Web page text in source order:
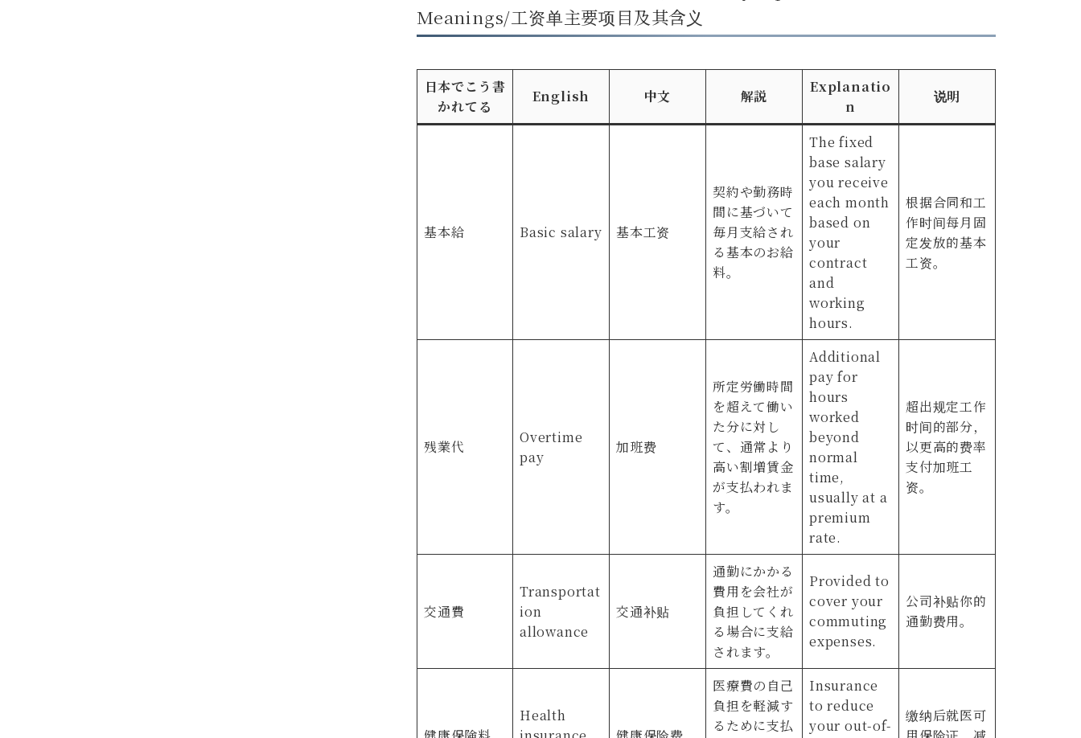
Meanings/工资单主要项目及其含义
日本でこう書
かれてる
English 中文 解説
Explanatio
n
说明
基本給 Basic salary 基本工资
契約や勤務時
間に基づいて
毎月支給され
る基本のお給
料。
The fixed
base salary
you receive
each month
based on
your
contract
and
working
hours.
根据合同和工
作时间每月固
定发放的基本
工资。
残業代
Overtime
pay
加班费
所定労働時間
を超えて働い
た分に対し
て、通常より
高い割増賃金
が支払われま
す。
Additional
pay for
hours
worked
beyond
normal
time,
usually at a
premium
rate.
超出规定工作
时间的部分，
以更高的费率
支付加班工
资。
交通費
Transportat
ion
allowance
交通补贴
通勤にかかる
費用を会社が
負担してくれ
る場合に支給
されます。
Provided to
cover your
commuting
expenses.
公司补贴你的
通勤费用。
Health
医療費の自己
負担を軽減す
るために支払
Insurance
to reduce
your out-of-
缴纳后就医可